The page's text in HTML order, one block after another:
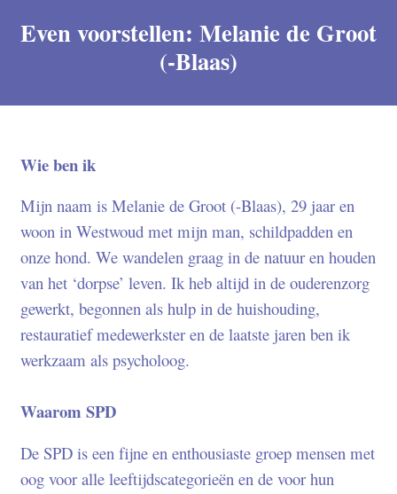
Even voorstellen: Melanie de Groot
(-Blaas)
Wie ben ik
Mijn naam is Melanie de Groot (-Blaas), 29 jaar en
woon in Westwoud met mijn man, schildpadden en
onze hond. We wandelen graag in de natuur en houden
van het ‘dorpse’ leven. Ik heb altijd in de ouderenzorg
gewerkt, begonnen als hulp in de huishouding,
restauratief medewerkster en de laatste jaren ben ik
werkzaam als psycholoog.
Waarom SPD
De SPD is een fijne en enthousiaste groep mensen met
oog voor alle leeftijdscategorieën en de voor hun